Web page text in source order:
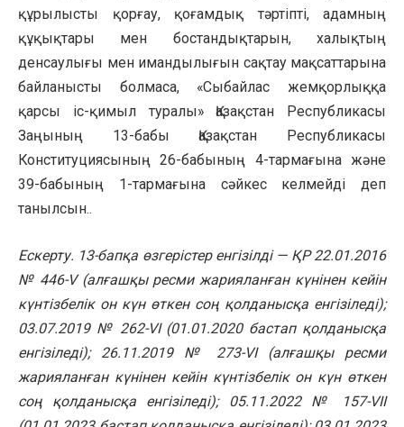
құрылысты қорғау, қоғамдық тәртіпті, адамның
құқықтары мен бостандықтарын, халықтың
денсаулығы мен имандылығын сақтау мақсаттарына
байланысты болмаса, «Сыбайлас жемқорлыққа
қарсы іс-қимыл туралы» Қазақстан Республикасы
Заңының 13-бабы Қазақстан Республикасы
Конституциясының 26-бабының 4-тармағына және
39-бабының 1-тармағына сәйкес келмейді деп
танылсын..
Ескерту. 13-бапқа өзгерістер енгізілді — ҚР 22.01.2016
№ 446-V (алғашқы ресми жарияланған күнінен кейін
күнтізбелік он күн өткен соң қолданысқа енгізіледі);
03.07.2019 № 262-VI (01.01.2020 бастап қолданысқа
енгізіледі); 26.11.2019 № 273-VI (алғашқы ресми
жарияланған күнінен кейін күнтізбелік он күн өткен
соң қолданысқа енгізіледі); 05.11.2022 № 157-VII